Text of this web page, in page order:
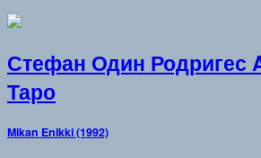
Стефан Один Родригес
Таро
Mikan Enikki (1992)